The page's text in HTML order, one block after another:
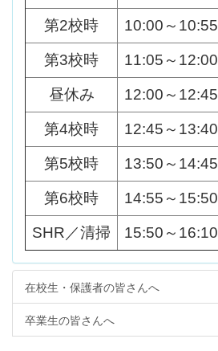
第2校時 10:00～10:55
第3校時 11:05～12:00
昼休み 12:00～12:45
第4校時 12:45～13:40
第5校時 13:50～14:45
第6校時 14:55～15:50
SHR／清掃 15:50～16:10
在校生・保護者の皆さんへ
卒業生の皆さんへ